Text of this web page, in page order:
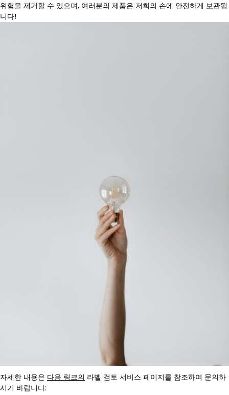
위험을 제거할 수 있으며, 여러분의 제품은 저희의 손에 안전하게 보관됩
니다!
자세한 내용은 다음 링크의 라벨 검토 서비스 페이지를 참조하여 문의하
시기 바랍니다: